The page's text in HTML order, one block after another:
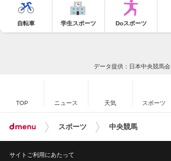
自転車 学生スポーツ Doスポーツ
データ提供：日本中央競馬会
TOP ニュース 天気 スポーツ
スポーツ 中央競馬
サイトご利用にあたって